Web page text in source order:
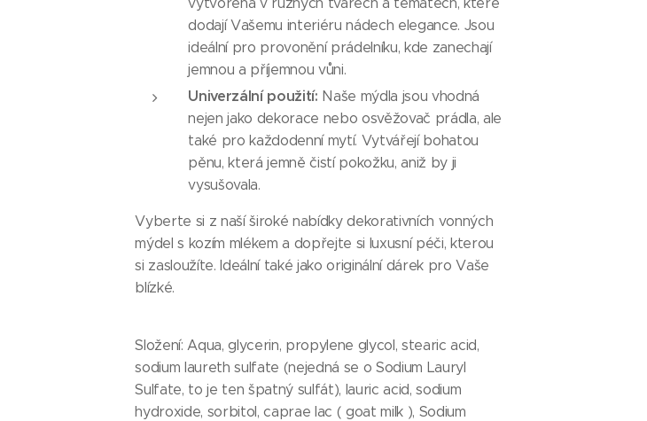
dodají Vašemu interiéru nádech elegance. Jsou
ideální pro provonění prádelníku, kde zanechají
jemnou a příjemnou vůni.
Univerzální použití: Naše mýdla jsou vhodná
nejen jako dekorace nebo osvěžovač prádla, ale
také pro každodenní mytí. Vytvářejí bohatou
pěnu, která jemně čistí pokožku, aniž by ji
vysušovala.
Vyberte si z naší široké nabídky dekorativních vonných
mýdel s kozím mlékem a dopřejte si luxusní péči, kterou
si zasloužíte. Ideální také jako originální dárek pro Vaše
blízké.
Složení: Aqua, glycerin, propylene glycol, stearic acid,
sodium laureth sulfate (nejedná se o Sodium Lauryl
Sulfate, to je ten špatný sulfát), lauric acid, sodium
hydroxide, sorbitol, caprae lac ( goat milk ), Sodium